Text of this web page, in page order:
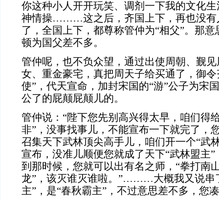
你这种小人开开玩笑、调剂一下我的文化
神情操………这之后，齐国上下，再也没有
了，全国上下，都尊称管仲为“相父”。那
顿为国父差不多。
管仲呢，也不负众望，通过出使周朝、觐
女、重金豪宅，真把周天子给买通了，御
使”，代天宣命，加封宋国的“游”公子为宋
公了的屁颠屁颠儿的。
管仲说：“陛下您先别高兴得太早，咱们得
非”，没事找事儿，不能宣布一下就完了，
召集天下武林顶尖高手儿，咱们开一个“武
宣布，没准儿顺便您就成了天下“武林盟主
到那时候，您就可以出有名之师，“拳打南
龙”，该灭谁灭谁啦。”………大概我又说串
主”，是“春秋霸主”，不过意思差不多，您